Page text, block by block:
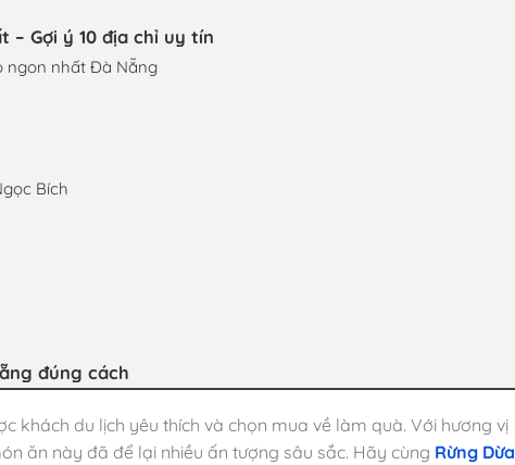
– Gợi ý 10 địa chỉ uy tín
ngon nhất Đà Nẵng
Bích
đúng cách
khách du lịch yêu thích và chọn mua về làm quà. Với hương vị
ăn này đã để lại nhiều ấn tượng sâu sắc. Hãy cùng Rừng Dừa